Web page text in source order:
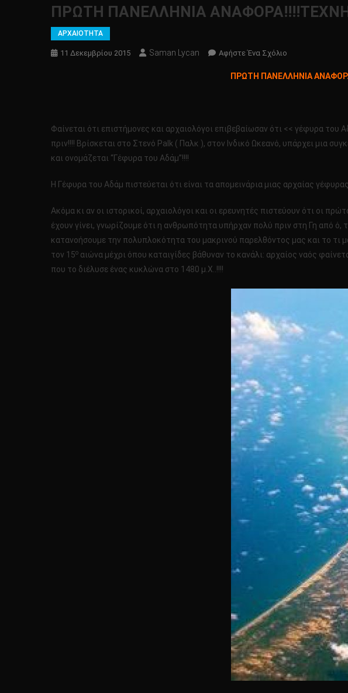
ΠΡΩΤΗ ΠΑΝΕΛΛΗΝΙΑ
ΑΡΧΑΙΟΤΗΤΑ
11 Δεκεμβρίου 2015 Saman Lycan Αφήστε Ένα Σχόλιο
ΠΡΩΤΗ
ΓΕΦΥΡΕΣ
1,7
ΠΡΩΤΗ ΠΑΝΕΛΛΗΝΙΑ
Φαίνεται ότι επιστήμονες και αρχαιολόγοι επιβεβαίωσαν ότι << γέφυρα
πριν!!!! Βρίσκεται στο Στενό Palk ( Παλκ ), στον Ινδικό Ωκεανό, υπάρχει μια
και ονομάζεται “Γέφυρα του Αδάμ”!!!!
Η Γέφυρα του Αδάμ πιστεύεται ότι είναι τα απομεινάρια μιας αρχαίας
Ακόμα κι αν οι ιστορικοί, αρχαιολόγοι και οι ερευνητές πιστεύουν ότι οι
έχουν γίνει, γνωρίζουμε ότι η ανθρωπότητα υπήρχαν πολύ πριν στη Γη από
κατανοήσουμε την πολυπλοκότητα του μακρινού παρελθόντος μας και το τι
τον 15ο αιώνα μέχρι όπου καταιγίδες βάθυναν το κανάλι: αρχαίος ναός
που το διέλυσε ένας κυκλώνα στο 1480 μ.Χ..!!!!